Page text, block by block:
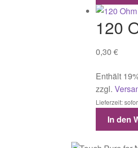
120
0,30€
Enthält
zzgl.
Lieferzeit:
In den